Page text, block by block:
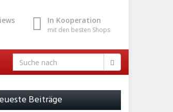
In Kooperation
mit den besten Shops
Beiträge